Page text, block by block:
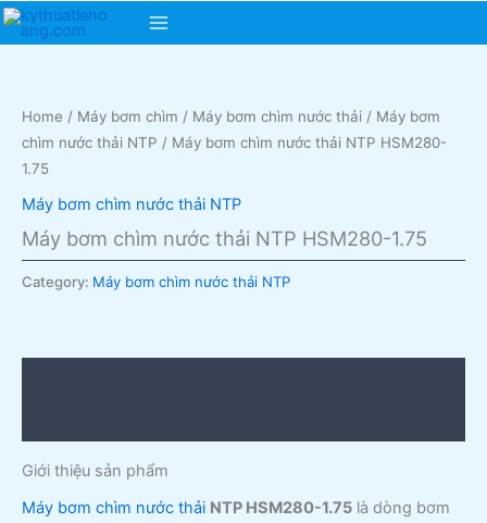
Skip
Main
Home / Máy bơm chìm / Máy bơm chìm nước thải / Máy bơm
chìm nước thải NTP / Máy bơm chìm nước thải NTP HSM280-
1.75
Máy bơm chìm nước thải NTP
Máy bơm chìm nước thải NTP HSM280-1.75
Category: Máy bơm chìm nước thải NTP
Giới thiệu sản phẩm
Máy bơm chìm nước thải NTP HSM280-1.75 là dòng bơm